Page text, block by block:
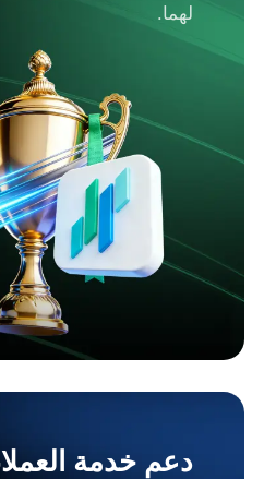
لهما.
دعم خدمة